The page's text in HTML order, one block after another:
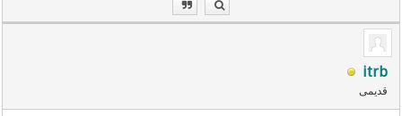
itrb
قدیمی